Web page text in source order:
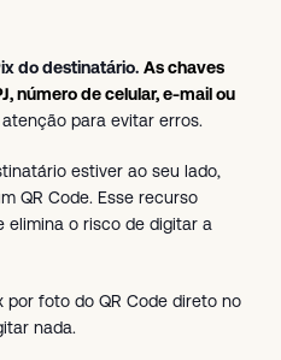
do destinatário. As chaves
número de celular, e-mail ou
para evitar erros.
estiver ao seu lado,
QR Code. Esse recurso
elimina o risco de digitar a
por foto do QR Code direto no
nada.